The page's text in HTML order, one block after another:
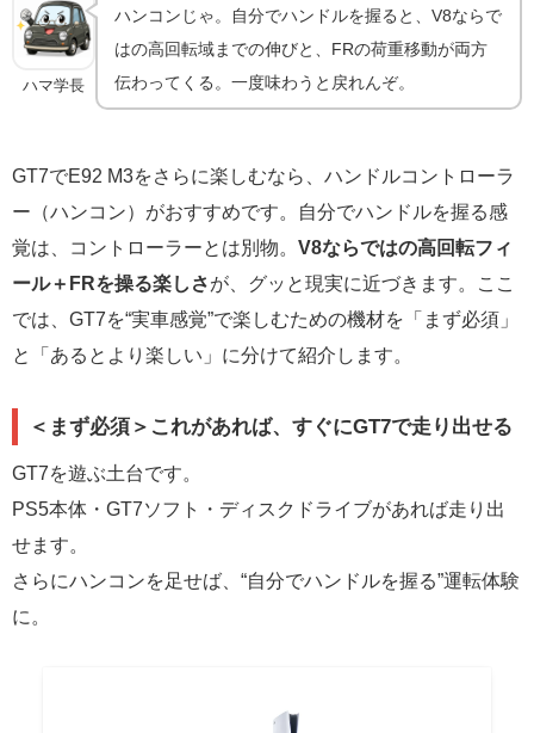
ハマ学長
ハンコンじゃ。自分でハンドルを握ると、V8ならで
はの高回転域までの伸びと、FRの荷重移動が両方
伝わってくる。一度味わうと戻れんぞ。
GT7でE92 M3をさらに楽しむなら、ハンドルコントローラ
ー（ハンコン）がおすすめです。自分でハンドルを握る感
覚は、コントローラーとは別物。 V8ならではの高回転フィ
ール＋FRを操る楽しさが、グッと現実に近づきます。ここ
では、GT7を“実車感覚”で楽しむための機材を「まず必須」
と「あるとより楽しい」に分けて紹介します。
＜まず必須＞これがあれば、すぐにGT7で走り出せる
GT7を遊ぶ土台です。
PS5本体・GT7ソフト・ディスクドライブがあれば走り出
せます。
さらにハンコンを足せば、“自分でハンドルを握る”運転体験
に。